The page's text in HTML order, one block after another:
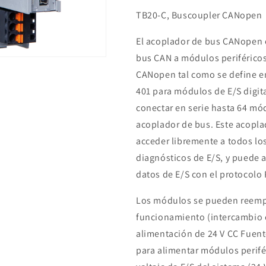
TB20-C, Buscoupler CANopen
El acoplador de bus
bus CAN a módulos
CANopen tal como se define
401 para módulos de E/S
conectar en serie hasta 64
acoplador de bus. Este
acceder libremente a todos
diagnósticos de E/S, y puede
datos de E/S con el protocolo
Los módulos se pueden
funcionamiento (intercambio
alimentación de 24 V CC
para alimentar módulos